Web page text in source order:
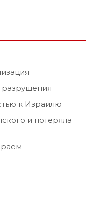
к Израилю
и потеряла